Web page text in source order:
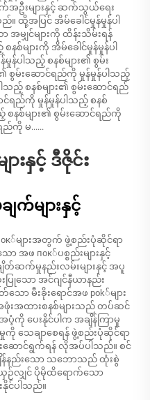
က်အဦးများနှင့် ဆက်သွယ်ရေး
ထို့အပြင် အိမ်ခေါင်မှုန်မှုန်ပါ
အမျှင်များကို ထိန်းသိမ်းရန်
စ်များကို အိမ်ခေါင်မှုန်မှုန်ပါ
န်ပါသည့် စနစ်များ၏ စွမ်း
စွမ်းဆောင်ရည်ကို မှုန်မှုန်ပါသည့်
သည့် စနစ်များ၏ စွမ်းဆောင်ရည်
င်ရည်ကို မှုန်မှုန်ပါသည့် စနစ်
စနစ်များ၏ စွမ်းဆောင်ရည်ကို
ည်ကို မ......
းနှင့် ဒီဇိုင်း
က်များနှင့်
များအတွက် ဖွဲ့စည်းပုံဆိုင်ရာ
ာ အဖ пок်ပစ္စည်းများနှင့်
ချိတ်ဆက်မှုနည်းလမ်းများနှင့် အပူ
ြုသော အင်ဂျင်နီယာနည်း
ာ မီးခိုးရောင်အဖ pok်များ
အထားစနစ်များသည် တပ်ဆင်
ပေးနိုင်ပါက အချိန်ကြာမှု
သေချာစေရန် ဖွဲ့စည်းပုံဆိုင်ရာ
းဆောင်ရွက်ရန် လိုအပ်ပါသည်။ စင်
န်နည်းသော သဘောသည် ထုံးစွဲ
ယှဉ်လျှင် ပိုမိုထိရောက်သော
နိုင်ပါသည်။